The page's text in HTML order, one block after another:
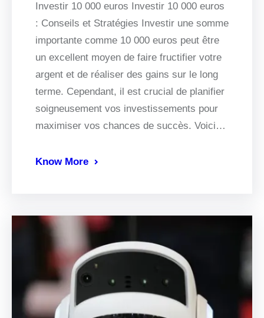
Investir 10 000 euros Investir 10 000 euros
: Conseils et Stratégies Investir une somme
importante comme 10 000 euros peut être
un excellent moyen de faire fructifier votre
argent et de réaliser des gains sur le long
terme. Cependant, il est crucial de planifier
soigneusement vos investissements pour
maximiser vos chances de succès. Voici…
Know More